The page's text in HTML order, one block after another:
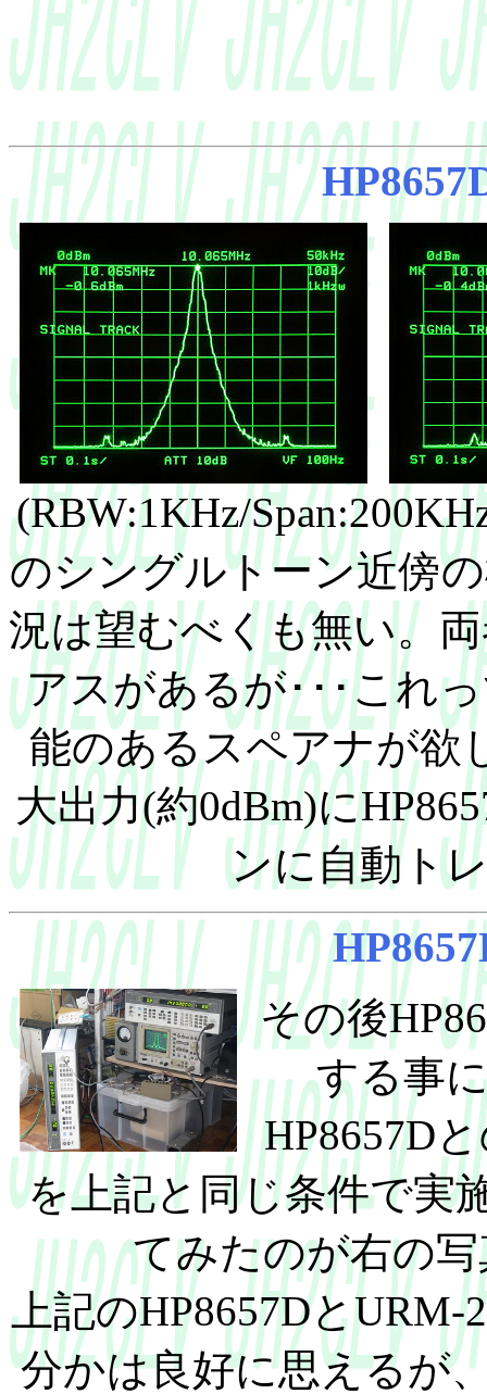
(RBW:1KHz/
のシングルトーン近傍
況は望むべくも無い。
アスがあるが･･･これ
能のあるスペアナが欲
大出力(約0dBm)に
ンに自動ト
その後
する事
HP8657D
を上記と同じ条件で実
てみたのが右の
上記のHP8657Dと
分かは良好に思えるが